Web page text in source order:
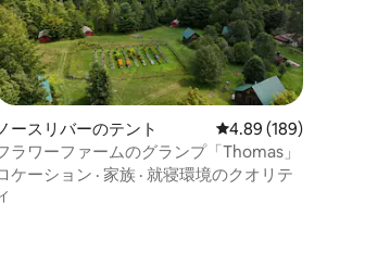
5つ星中4.87つ星の平均評価
ースリバーのテント レビュー189件、5つ
4.89 (189)
ラワーファームのグランプ「Thomas」
ケーション · 家族 · 就寝環境のクオリテ